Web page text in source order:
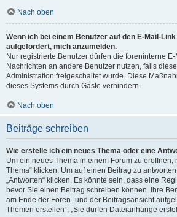
Nach oben
Wenn ich bei einem Benutzer auf den E-Mail-
aufgefordert, mich anzumelden.
Nur registrierte Benutzer dürfen die foreninterne
Nachrichten an andere Benutzer nutzen, falls
Administration freigeschaltet wurde. Diese
dieses Systems durch Gäste verhindern.
Nach oben
Beiträge schreiben
Wie erstelle ich ein neues Thema oder eine
Um ein neues Thema in einem Forum zu eröffnen,
Thema“ klicken. Um auf einen Beitrag zu
„Antworten“ klicken. Es könnte sein, dass eine
bevor Sie einen Beitrag schreiben können. Ihre
am Ende der Foren- und der Beitragsansicht
Themen erstellen“, „Sie dürfen Dateianhänge